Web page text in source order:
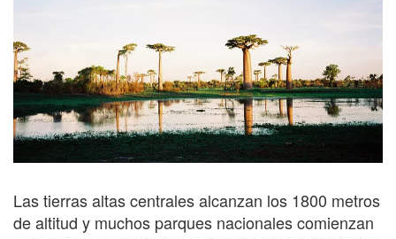
Las tierras altas centrales alcanzan los 1800 metros
de altitud y muchos parques nacionales comienzan